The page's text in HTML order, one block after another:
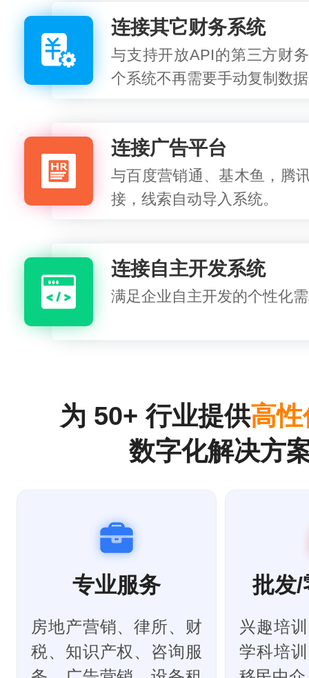
连接其它财务系统
与支持开放API的第三方财
个系统不再需要手动复制数
连接广告平台
与百度营销通、基木鱼，腾
接，线索自动导入系统。
连接自主开发系统
满足企业自主开发的个性化
为 50+ 行业提供高
数字化解决方
专业服务
房地产营销、律所、财
税、知识产权、咨询服
批发/
兴趣培
学科培